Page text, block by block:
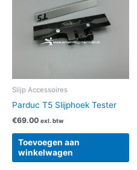
Slijp Accessoires
Parduc T5 Slijphoek Tester
€69.00 exl. btw
Toevoegen aan
winkelwagen